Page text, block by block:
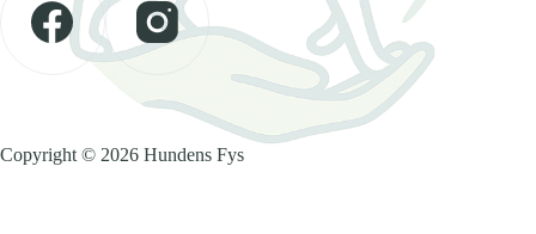
Copyright © 2026 Hundens Fys